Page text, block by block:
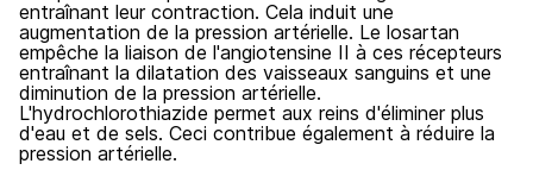
entraînant leur contraction. Cela induit une
augmentation de la pression artérielle. Le losartan
empêche la liaison de l'angiotensine II à ces récepteurs
entraînant la dilatation des vaisseaux sanguins et une
diminution de la pression artérielle.
L'hydrochlorothiazide permet aux reins d'éliminer plus
d'eau et de sels. Ceci contribue également à réduire la
pression artérielle.